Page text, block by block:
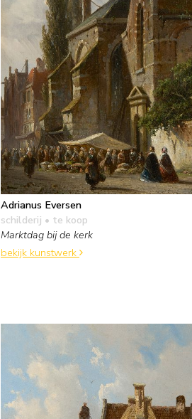
Adrianus Eversen
schilderij • te koop
Marktdag bij de kerk
bekijk kunstwerk